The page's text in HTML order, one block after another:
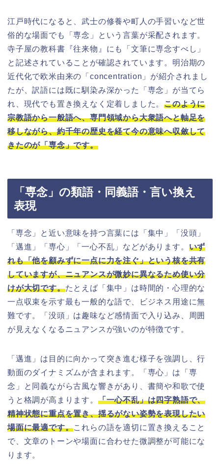
江戸時代になると、武士の修養や町人の手習いなど世
俗的な場面でも「専念」という言葉が采配されます。
寺子屋の教科書『往来物』にも「文筆に専念すべし」
と記述されていることが確認されています。明治期の
近代化で欧米由来の「concentration」が紹介されまし
たが、訳語には既に馴染み深かった「専念」が当てら
れ、現代でも置き換えなく定着しました。このように
宗教語から一般語へ、専門領域から大衆語へと軸足を
移しながら、約千年の歴史を経て今の意味へ収斂して
きたのが「専念」です。
「専念」の類語・同義語・言い換え
表現
「専念」と近い意味を持つ言葉には「集中」「没頭」
「邁進」「専心」「一心不乱」などがあります。 いず
れも「他を顧みずに一点に力を注ぐ」という核を共有
していますが、ニュアンスが微妙に異なるため使い分
けが大切です。たとえば「集中」は時間的・心理的な
一点収束を示す最も一般的な語で、ビジネス用途に無
難です。「没頭」は趣味など感情面で入り込み、周囲
が見えなくなるニュアンスが強いのが特徴です。
「邁進」は目的に向かって突き進む様子を強調し、行
動面のダイナミズムが含まれます。「専心」は「専
念」と同義ながら古風な響きがあり、書簡や和歌で使
うと格調が高まります。 「一心不乱」は四字熟語で、
精神状態に重点を置き、揺るがない姿勢を表現したい
場面に最適です。これらの語を適切に置き換えること
で、文章のトーンや場面に合わせた微調整が可能にな
ります。